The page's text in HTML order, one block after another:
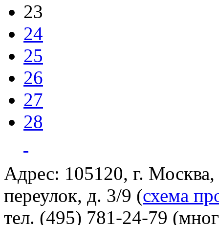
23
24
25
26
27
28
Адрес: 105120, г.
переулок, д. 3/9 (схема
тел. (495) 781-24-79